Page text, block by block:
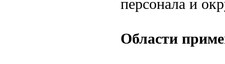
персонала и
Области